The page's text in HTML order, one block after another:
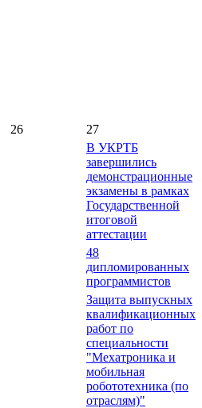
26
27
В УКРТБ
завершились
демонстрационные
экзамены в рамках
Государственной
итоговой
аттестации
48
дипломированных
программистов
Защита выпускных
квалификационных
работ по
специальности
"Мехатроника и
мобильная
робототехника (по
отраслям)"